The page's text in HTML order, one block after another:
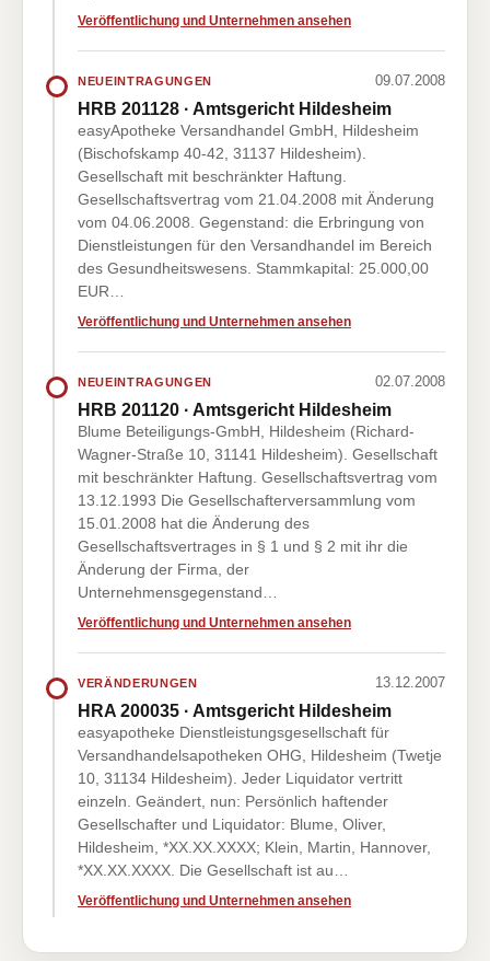
Veröffentlichung und Unternehmen ansehen
NEUEINTRAGUNGEN 09.07.2008
HRB 201128 · Amtsgericht Hildesheim
easyApotheke Versandhandel GmbH, Hildesheim
(Bischofskamp 40-42, 31137 Hildesheim).
Gesellschaft mit beschränkter Haftung.
Gesellschaftsvertrag vom 21.04.2008 mit Änderung
vom 04.06.2008. Gegenstand: die Erbringung von
Dienstleistungen für den Versandhandel im Bereich
des Gesundheitswesens. Stammkapital: 25.000,00
EUR…
Veröffentlichung und Unternehmen ansehen
NEUEINTRAGUNGEN 02.07.2008
HRB 201120 · Amtsgericht Hildesheim
Blume Beteiligungs-GmbH, Hildesheim (Richard-
Wagner-Straße 10, 31141 Hildesheim). Gesellschaft
mit beschränkter Haftung. Gesellschaftsvertrag vom
13.12.1993 Die Gesellschafterversammlung vom
15.01.2008 hat die Änderung des
Gesellschaftsvertrages in § 1 und § 2 mit ihr die
Änderung der Firma, der
Unternehmensgegenstand…
Veröffentlichung und Unternehmen ansehen
VERÄNDERUNGEN 13.12.2007
HRA 200035 · Amtsgericht Hildesheim
easyapotheke Dienstleistungsgesellschaft für
Versandhandelsapotheken OHG, Hildesheim (Twetje
10, 31134 Hildesheim). Jeder Liquidator vertritt
einzeln. Geändert, nun: Persönlich haftender
Gesellschafter und Liquidator: Blume, Oliver,
Hildesheim, *XX.XX.XXXX; Klein, Martin, Hannover,
*XX.XX.XXXX. Die Gesellschaft ist au…
Veröffentlichung und Unternehmen ansehen